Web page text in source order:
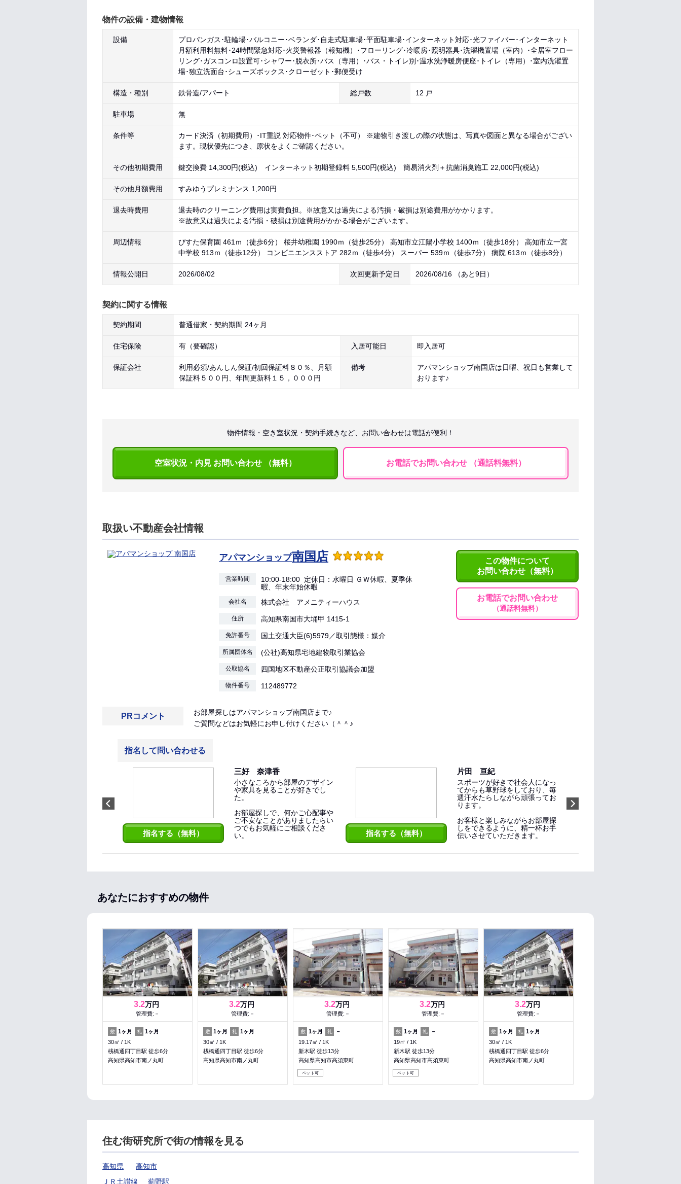
物件の設備・建物情報
設備
プロパンガス･駐輪場･バルコニー･ベランダ･自走式駐車場･平面駐車場･インターネット対応･光ファイバー･インターネット
月額利用料無料･24時間緊急対応･火災警報器（報知機）･フローリング･冷暖房･照明器具･洗濯機置場（室内）･全居室フロー
リング･ガスコンロ設置可･シャワー･脱衣所･バス（専用）･バス・トイレ別･温水洗浄暖房便座･トイレ（専用）･室内洗濯置
場･独立洗面台･シューズボックス･クローゼット･郵便受け
構造・種別 鉄骨造/アパート 総戸数 12 戸
駐車場 無
条件等
カード決済（初期費用）･IT重説 対応物件･ペット（不可） ※建物引き渡しの際の状態は、写真や図面と異なる場合がござい
ます。現状優先につき、原状をよくご確認ください。
その他初期費用 鍵交換費 14,300円(税込) インターネット初期登録料 5,500円(税込) 簡易消火剤＋抗菌消臭施工 22,000円(税込)
その他月額費用 すみゆうプレミナンス 1,200円
退去時費用
退去時のクリーニング費用は実費負担。※故意又は過失による汚損・破損は別途費用がかかります。
※故意又は過失による汚損・破損は別途費用がかかる場合がございます。
周辺情報
びすた保育園 461ｍ（徒歩6分） 桜井幼稚園 1990ｍ（徒歩25分） 高知市立江陽小学校 1400ｍ（徒歩18分） 高知市立一宮
中学校 913ｍ（徒歩12分） コンビニエンスストア 282ｍ（徒歩4分） スーパー 539ｍ（徒歩7分） 病院 613ｍ（徒歩8分）
情報公開日 2026/08/02 次回更新予定日 2026/08/16 （あと9日 ）
契約に関する情報
契約期間 普通借家・契約期間 24ヶ月
住宅保険 有（要確認） 入居可能日 即入居可
保証会社
利用必須/あんしん保証/初回保証料８０％、月額
保証料５００円、年間更新料１５，０００円
備考
アパマンショップ南国店は日曜、祝日も営業して
おります♪
物件情報・空き室状況・契約手続きなど、お問い合わせは電話が便利！
空室状況・内見 お問い合わせ （無料） お電話でお問い合わせ （通話料無料）
取扱い不動産会社情報
アパマンショップ南国店
営業時間
10:00-18:00 定休日：水曜日 ＧＷ休暇、夏季休
暇、年末年始休暇
会社名 株式会社 アメニティーハウス
住所 高知県南国市大埇甲 1415-1
免許番号 国土交通大臣(6)5979／取引態様：媒介
所属団体名 (公社)高知県宅地建物取引業協会
公取協名 四国地区不動産公正取引協議会加盟
物件番号 112489772
この物件について
お問い合わせ（無料）
お電話でお問い合わせ
（通話料無料）
PRコメント
お部屋探しはアパマンショップ南国店まで♪
ご質問などはお気軽にお申し付けください（＾＾♪
指名して問い合わせる
す。今までの、一人暮らしの経
験や家族ができてからの経験を
指名する（無料）
三好 奈津香
小さなころから部屋のデザイン
や家具を見ることが好きでし
た。
お部屋探しで、何かご心配事や
ご不安なことがありましたらい
つでもお気軽にご相談くださ
い。
指名する（無料）
片田 亘紀
スポーツが好きで社会人になっ
てからも草野球をしており、毎
週汗水たらしながら頑張ってお
ります。
お客様と楽しみながらお部屋探
しをできるように、精一杯お手
伝いさせていただきます。
あなたにおすすめの物件
3.2万円
管理費:－
敷 1ヶ月 礼 1ヶ月
30㎡
1K
桟橋通四丁目駅 徒歩6分
高知県高知市南ノ丸町
3.2万円
管理費:－
敷 1ヶ月 礼 1ヶ月
30㎡
1K
桟橋通四丁目駅 徒歩6分
高知県高知市南ノ丸町
3.2万円
管理費:－
敷 1ヶ月 礼
－
19.17㎡
1K
新木駅 徒歩13分
高知県高知市高須東町
ペット可
3.2万円
管理費:－
敷 1ヶ月 礼
－
19㎡
1K
新木駅 徒歩13分
高知県高知市高須東町
ペット可
3.2万円
管理費:－
敷 1ヶ月 礼 1ヶ月
30㎡
1K
桟橋通四丁目駅 徒歩6分
高知県高知市南ノ丸町
住む街研究所で街の情報を見る
高知県
高知市
ＪＲ土讃線
薊野駅